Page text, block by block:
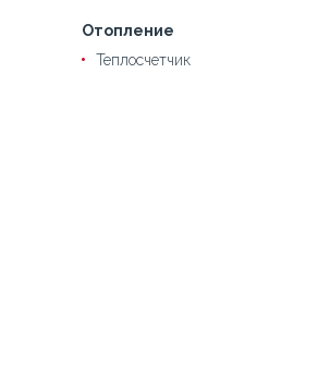
Отопление
Теплосчетчик